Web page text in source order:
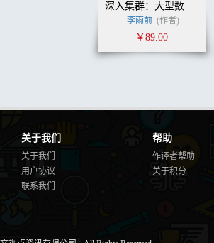
深入集群：大型数据中心资源调度与管理
李雨前 (作者)
￥89.00
关于我们
关于我们
用户协议
联系我们
帮助
作译者帮助
关于积分